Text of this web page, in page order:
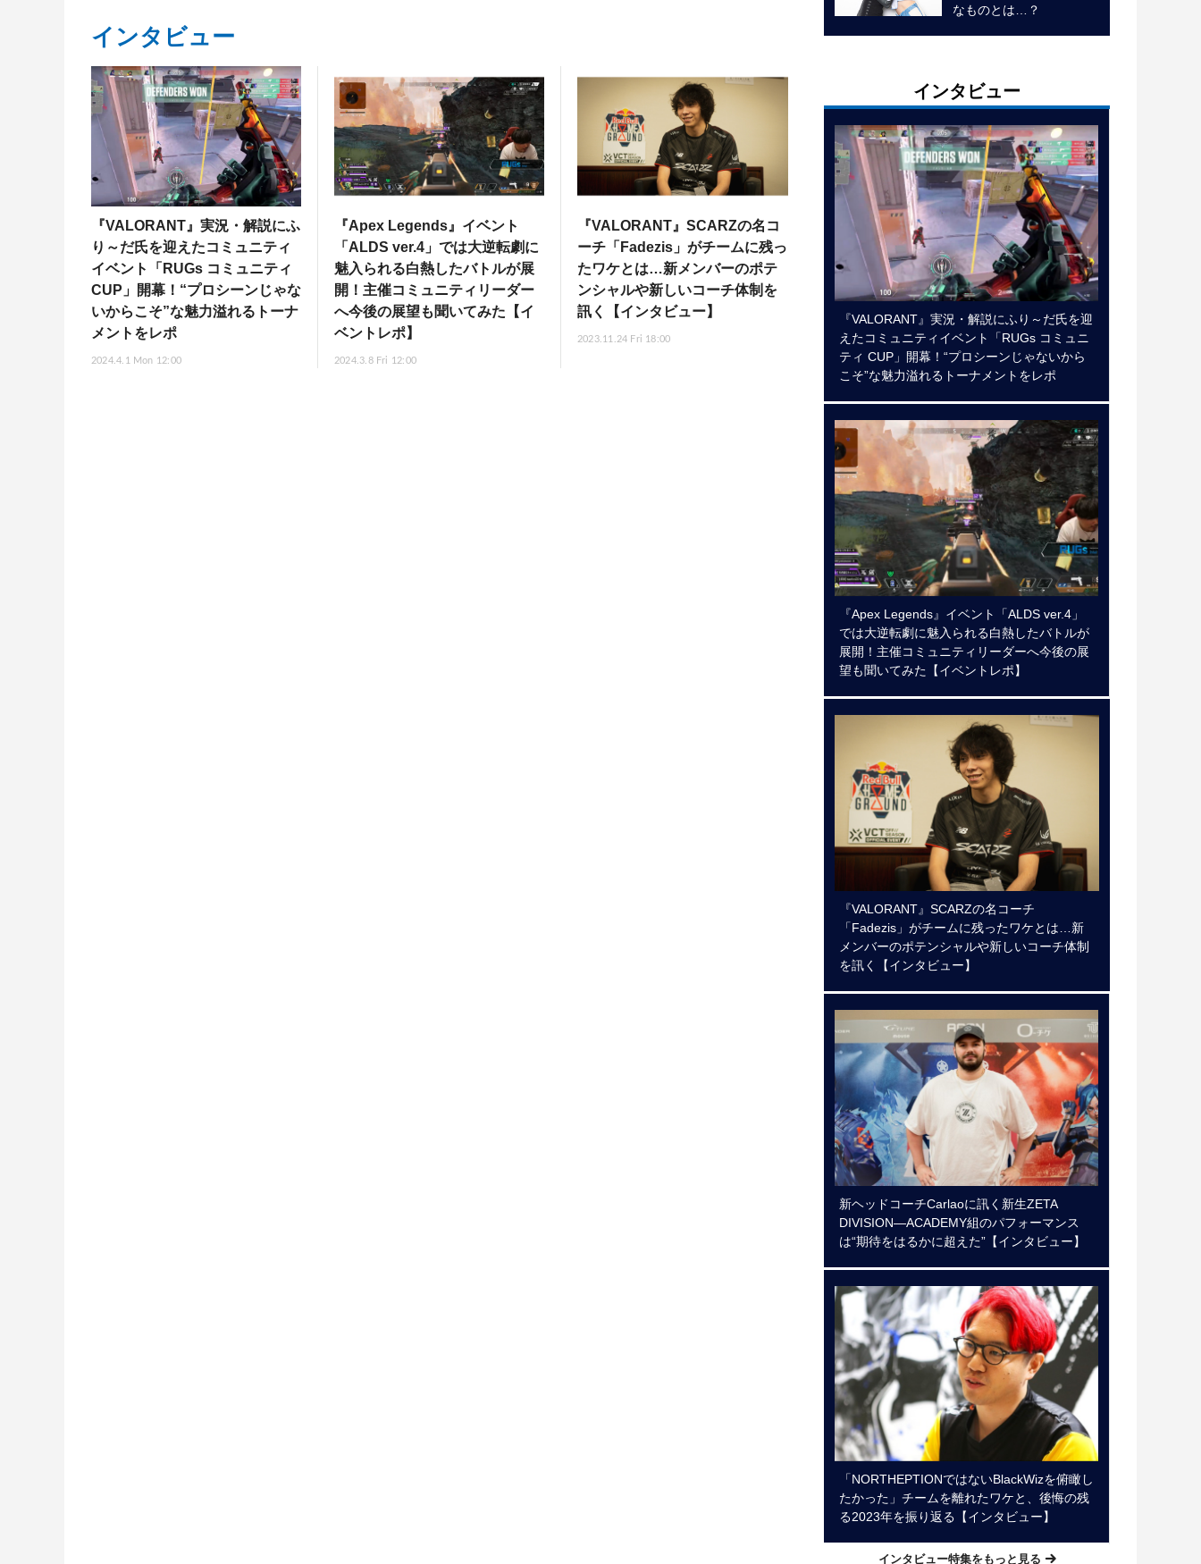
インタビュー
『VALORANT』実況・解説にふ
り～だ氏を迎えたコミュニティ
イベント「RUGs コミュニティ
CUP」開幕！“プロシーンじゃな
いからこそ”な魅力溢れるトーナ
メントをレポ
2024.4.1 Mon 12:00
『Apex Legends』イベント
「ALDS ver.4」では大逆転劇に
魅入られる白熱したバトルが展
開！主催コミュニティリーダー
へ今後の展望も聞いてみた【イ
ベントレポ】
2024.3.8 Fri 12:00
『VALORANT』SCARZの名コ
ーチ「Fadezis」がチームに残っ
たワケとは…新メンバーのポテ
ンシャルや新しいコーチ体制を
訊く【インタビュー】
2023.11.24 Fri 18:00
なものとは…？
インタビュー
『VALORANT』実況・解説にふり～だ氏を迎
えたコミュニティイベント「RUGs コミュニ
ティ CUP」開幕！“プロシーンじゃないから
こそ”な魅力溢れるトーナメントをレポ
『Apex Legends』イベント「ALDS ver.4」
では大逆転劇に魅入られる白熱したバトルが
展開！主催コミュニティリーダーへ今後の展
望も聞いてみた【イベントレポ】
『VALORANT』SCARZの名コーチ
「Fadezis」がチームに残ったワケとは…新
メンバーのポテンシャルや新しいコーチ体制
を訊く【インタビュー】
新ヘッドコーチCarlaoに訊く新生ZETA
DIVISION―ACADEMY組のパフォーマンス
は“期待をはるかに超えた”【インタビュー】
「NORTHEPTIONではないBlackWizを俯瞰し
たかった」チームを離れたワケと、後悔の残
る2023年を振り返る【インタビュー】
インタビュー特集をもっと見る